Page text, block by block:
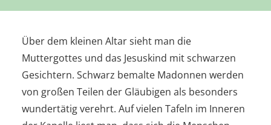
Über dem kleinen Altar sieht man die
Muttergottes und das Jesuskind mit schwarzen
Gesichtern. Schwarz bemalte Madonnen werden
von großen Teilen der Gläubigen als besonders
wundertätig verehrt. Auf vielen Tafeln im Inneren